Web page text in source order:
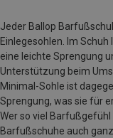
Jeder Ballop
Einlegesohlen. Im
eine leichte Sprengung
Unterstützung beim
Minimal-Sohle ist
Sprengung, was sie für
Wer so viel
Barfußschuhe auch